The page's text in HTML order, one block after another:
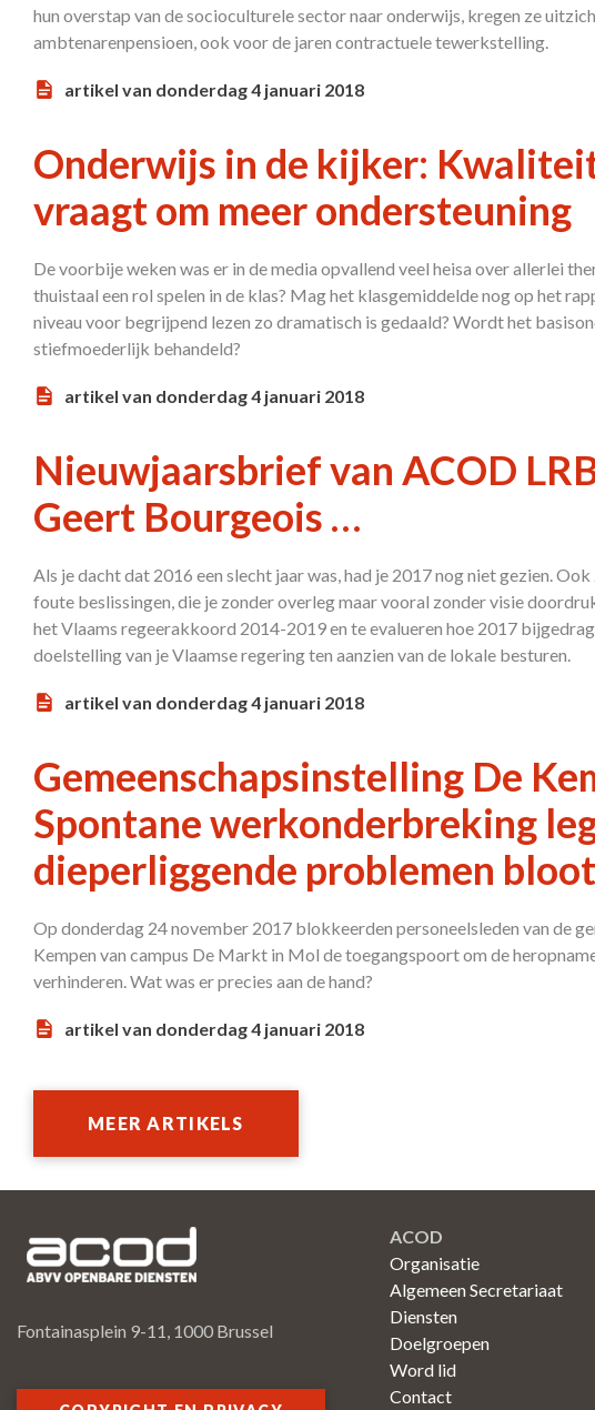
hun overstap van de socioculturele sector naar onderwijs, kregen ze
ambtenarenpensioen, ook voor de jaren contractuele tewerkstelling.
artikel van donderdag 4 januari 2018
Onderwijs in de kijker:
vraagt om meer ondersteuning
De voorbije weken was er in de media opvallend veel heisa over allerlei
thuistaal een rol spelen in de klas? Mag het klasgemiddelde nog op het
niveau voor begrijpend lezen zo dramatisch is gedaald? Wordt het
stiefmoederlijk behandeld?
artikel van donderdag 4 januari 2018
Nieuwjaarsbrief van ACOD
Geert Bourgeois …
Als je dacht dat 2016 een slecht jaar was, had je 2017 nog niet gezien.
foute beslissingen, die je zonder overleg maar vooral zonder visie
het Vlaams regeerakkoord 2014-2019 en te evalueren hoe 2017
doelstelling van je Vlaamse regering ten aanzien van de lokale besturen.
artikel van donderdag 4 januari 2018
Gemeenschapsinstelling De
Spontane werkonderbreking
dieperliggende problemen bloot
Op donderdag 24 november 2017 blokkeerden personeelsleden van de
Kempen van campus De Markt in Mol de toegangspoort om de
verhinderen. Wat was er precies aan de hand?
artikel van donderdag 4 januari 2018
MEER ARTIKELS
Fontainasplein 9-11, 1000 Brussel
ACOD
Organisatie
Algemeen Secretariaat
Diensten
Doelgroepen
Word lid
Contact